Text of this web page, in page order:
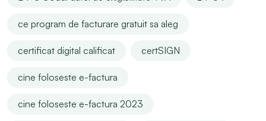
ce program de facturare gratuit sa aleg
certificat digital calificat certSIGN
cine foloseste e-factura
cine foloseste e-factura 2023